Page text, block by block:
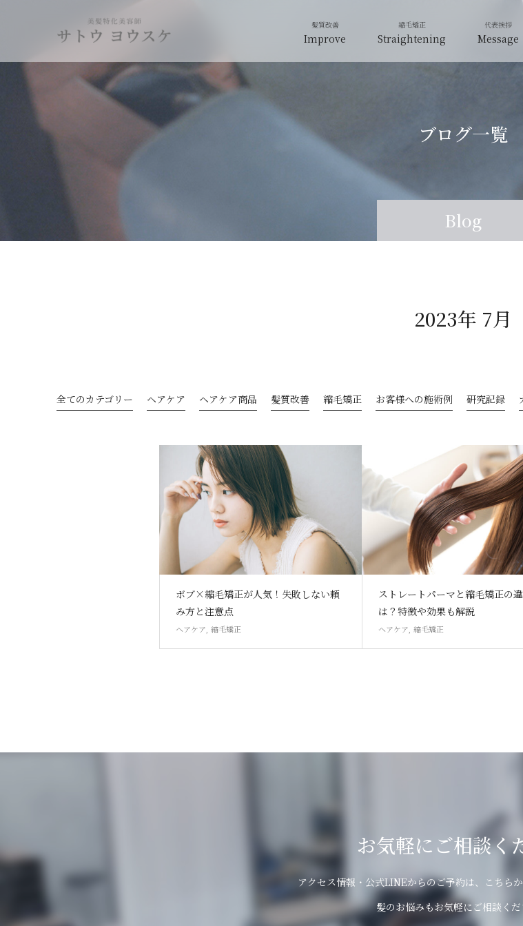
Improve Straightening Message
Blog
ブログ一覧
2023年 7月
全てのカテゴリー ヘアケア ヘアケア商品 髪質改善 縮毛矯正 お客様への施術例 研究記録
ボブ×縮毛矯正が人気！失敗しない頼
み方と注意点
ヘアケア, 縮毛矯正
ストレートパーマと縮毛矯正の
は？特徴や効果も解説
ヘアケア, 縮毛矯正
お気軽にご相談く
アクセス情報・公式LINEからのご予約は、こちら
髪のお悩みもお気軽にご相談くだ